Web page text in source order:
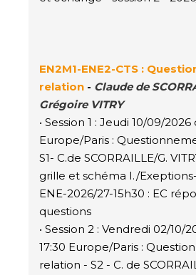
EN2M1-ENE2-CTS :
relation - Claude de
Grégoire VITRY
• Session 1 : Jeudi 10/09/2026
Europe/Paris :
S1- C.de SCORRAILLE/G.
grille et schéma I./Exeptions-
ENE-2026/27-15h30 : EC
questions
• Session 2 : Vendredi 02/10/
17:30 Europe/Paris :
relation - S2 - C. de